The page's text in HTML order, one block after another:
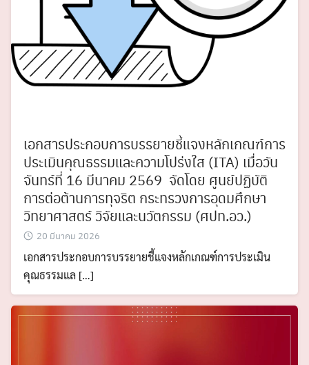
Search
for:
เอกสารประกอบการบรรยายชี้แจงหลักเกณฑ์การ
ประเมินคุณธรรมและความโปร่งใส (ITA) เมื่อวัน
จันทร์ที่ 16 มีนาคม 2569 จัดโดย ศูนย์ปฏิบัติ
การต่อต้านการทุจริต กระทรวงการอุดมศึกษา
วิทยาศาสตร์ วิจัยและนวัตกรรม (ศปท.อว.)
20 มีนาคม 2026
เอกสารประกอบการบรรยายชี้แจงหลักเกณฑ์การประเมิน
คุณธรรมแล […]